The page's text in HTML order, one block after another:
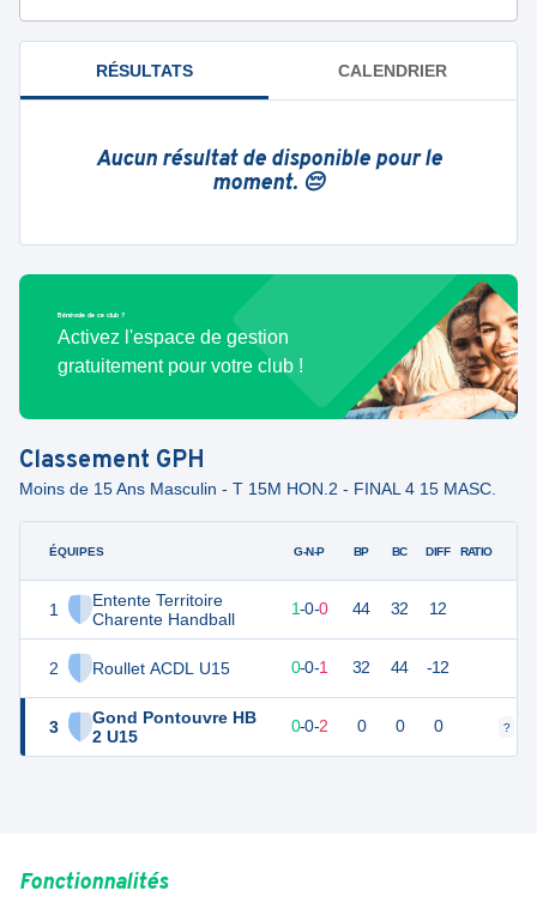
RÉSULTATS CALENDRIER
Aucun résultat de disponible pour le
moment. 😔
Bénévole de ce club ?
Activez l'espace de gestion
gratuitement pour votre club !
Classement GPH
Moins de 15 Ans Masculin - T 15M HON.2 - FINAL 4 15 MASC.
ÉQUIPES
1
Entente Territoire
Charente Handball
2 Roullet ACDL U15
3
Gond Pontouvre HB
2 U15
G-N-P BP BC DIFF RATIO
6 1-0-0 44 32 12
4 0-0-1 32 44 -12
0 2 0-0-2 0 0 0 ?
Fonctionnalités